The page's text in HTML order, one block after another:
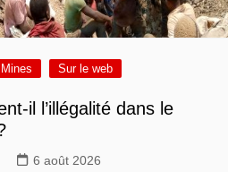
Mines Sur le web
il l’illégalité dans le
6 août 2026